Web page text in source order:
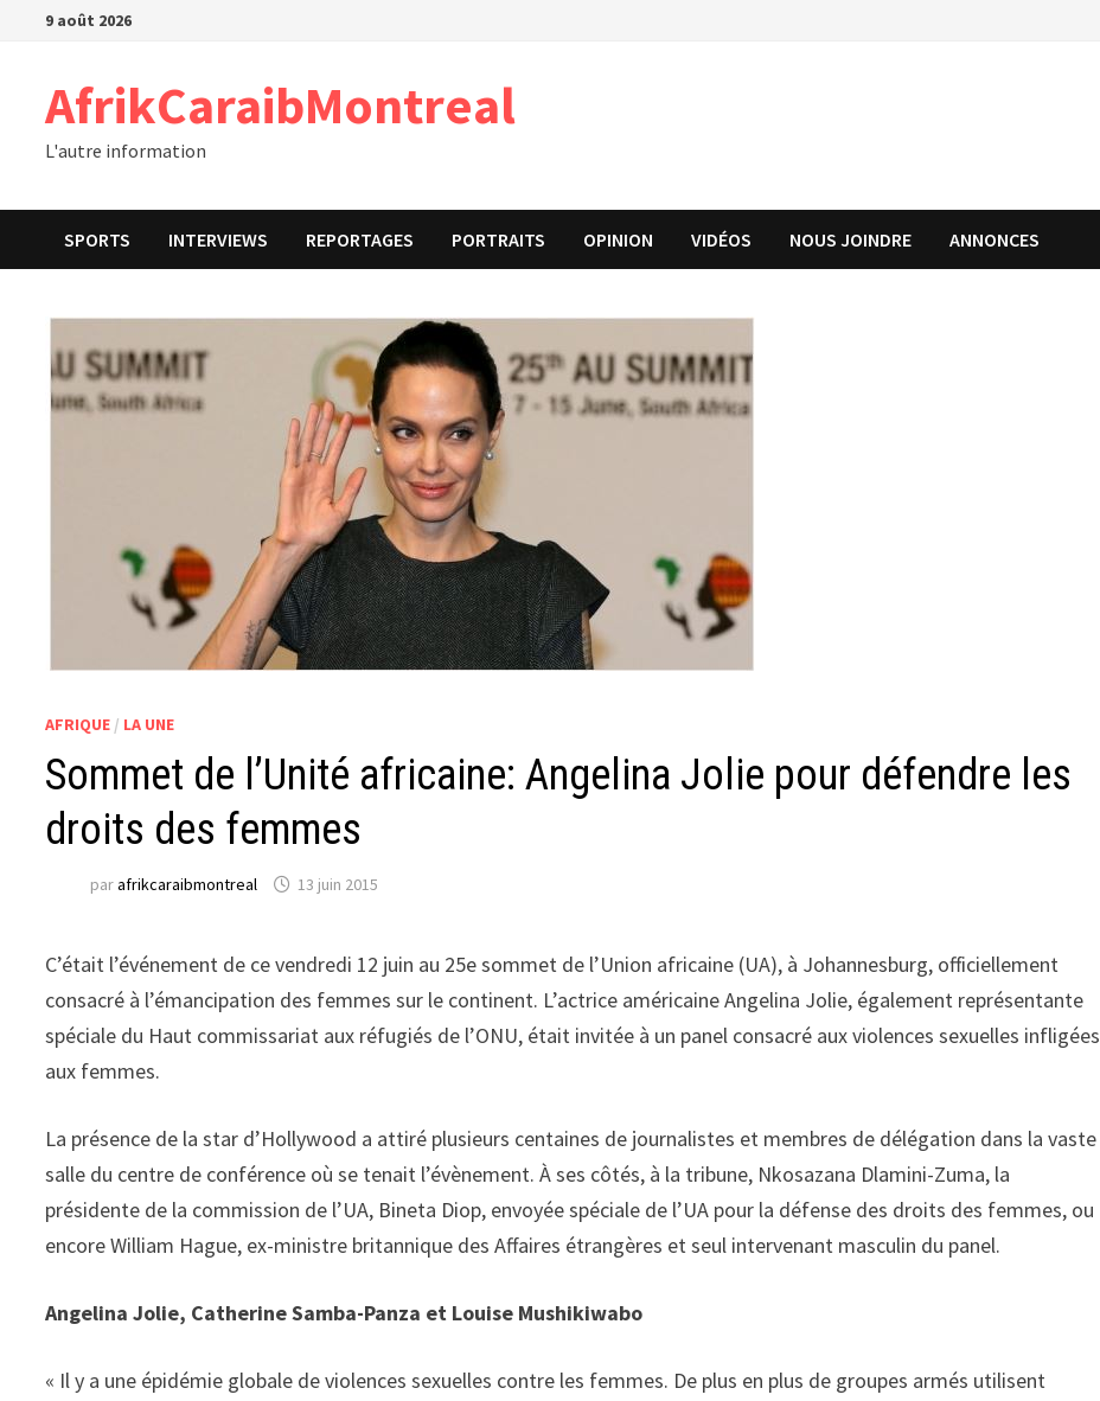
Passer9 août 2026
AfrikCaraibMontreal
L'autre information
SPORTS INTERVIEWS REPORTAGES PORTRAITS OPINION VIDÉOS NOUS JOINDRE ANNONCES
AFRIQUE / LA UNE
Sommet de l’Unité africaine: Angelina Jolie pour défendre les
droits des femmes
parafrikcaraibmontreal 13 juin 2015
C’était l’événement de ce vendredi 12 juin au 25e sommet de l’Union africaine (UA), à Johannesburg, officiellement
consacré à l’émancipation des femmes sur le continent. L’actrice américaine Angelina Jolie, également représentante
spéciale du Haut commissariat aux réfugiés de l’ONU, était invitée à un panel consacré aux violences sexuelles infligées
aux femmes.
La présence de la star d’Hollywood a attiré plusieurs centaines de journalistes et membres de délégation dans la vaste
salle du centre de conférence où se tenait l’évènement. À ses côtés, à la tribune, Nkosazana Dlamini-Zuma, la
présidente de la commission de l’UA, Bineta Diop, envoyée spéciale de l’UA pour la défense des droits des femmes, ou
encore William Hague, ex-ministre britannique des Affaires étrangères et seul intervenant masculin du panel.
Angelina Jolie, Catherine Samba-Panza et Louise Mushikiwabo
« Il y a une épidémie globale de violences sexuelles contre les femmes. De plus en plus de groupes armés utilisent